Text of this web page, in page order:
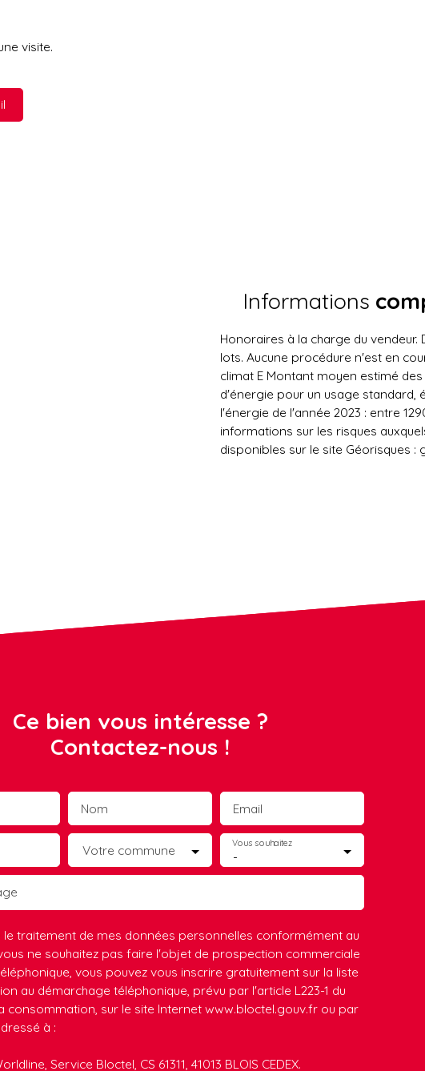
visite.
Informations
Honoraires à la charge du
lots. Aucune procédure n'est en
climat E Montant moyen estimé
d'énergie pour un usage standard,
l'énergie de l'année 2023 : entre
informations sur les risques
disponibles sur le site Géorisques :
Ce bien vous intéresse ?
Contactez-nous !
Nom Email
Votre commune -
Vous souhaitez
le traitement de mes données personnelles conformément au
vous ne souhaitez pas faire l'objet de prospection commerciale
vous pouvez vous inscrire gratuitement sur la liste
au démarchage téléphonique, prévu par l'article L223-1 du
consommation, sur le site Internet www.bloctel.gouv.fr ou par
à :
Service Bloctel, CS 61311, 41013 BLOIS CEDEX.